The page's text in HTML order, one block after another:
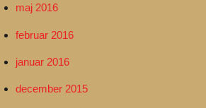
maj 2016
februar 2016
januar 2016
december 2015